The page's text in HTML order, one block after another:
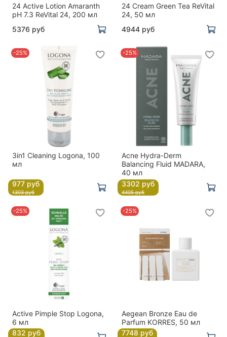
24 Active Lotion Amaranth
pH 7.3 ReVital 24, 200 мл
5376 руб
24 Cream Green Tea ReVital
24, 50 мл
4944 руб
-25%
3in1 Cleaning Logona, 100
мл
977 руб
1303 руб
-25%
Acne Hydra-Derm
Balancing Fluid MADARA,
40 мл
3302 руб
4405 руб
-25%
Active Pimple Stop Logona,
6 мл
832 руб
-25%
Aegean Bronze Eau de
Parfum KORRES, 50 мл
7748 руб